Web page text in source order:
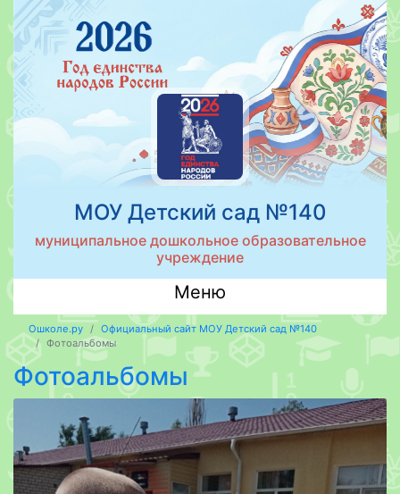
МОУ Детский сад №140
муниципальное дошкольное образовательное
учреждение
Меню
Ошколе.ру
Официальный сайт МОУ Детский сад №140
Фотоальбомы
Фотоальбомы